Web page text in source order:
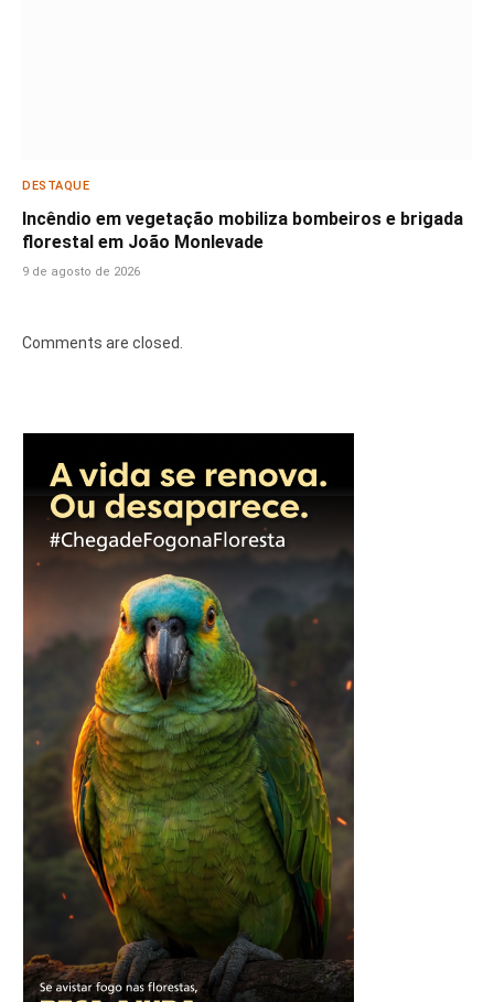
DESTAQUE
Incêndio em vegetação mobiliza bombeiros e brigada
florestal em João Monlevade
9 de agosto de 2026
Comments are closed.